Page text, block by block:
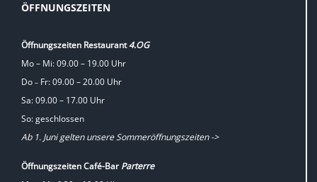
ÖFFNUNGSZEITEN
Öffnungszeiten Restaurant4.OG
Mo – Mi: 09.00 – 19.00 Uhr
Do – Fr: 09.00 – 20.00 Uhr
Sa: 09.00 – 17.00 Uhr
So: geschlossen
Ab 1. Juni gelten unsere Sommeröffnungszeiten ->
Öffnungszeiten Café-BarParterre